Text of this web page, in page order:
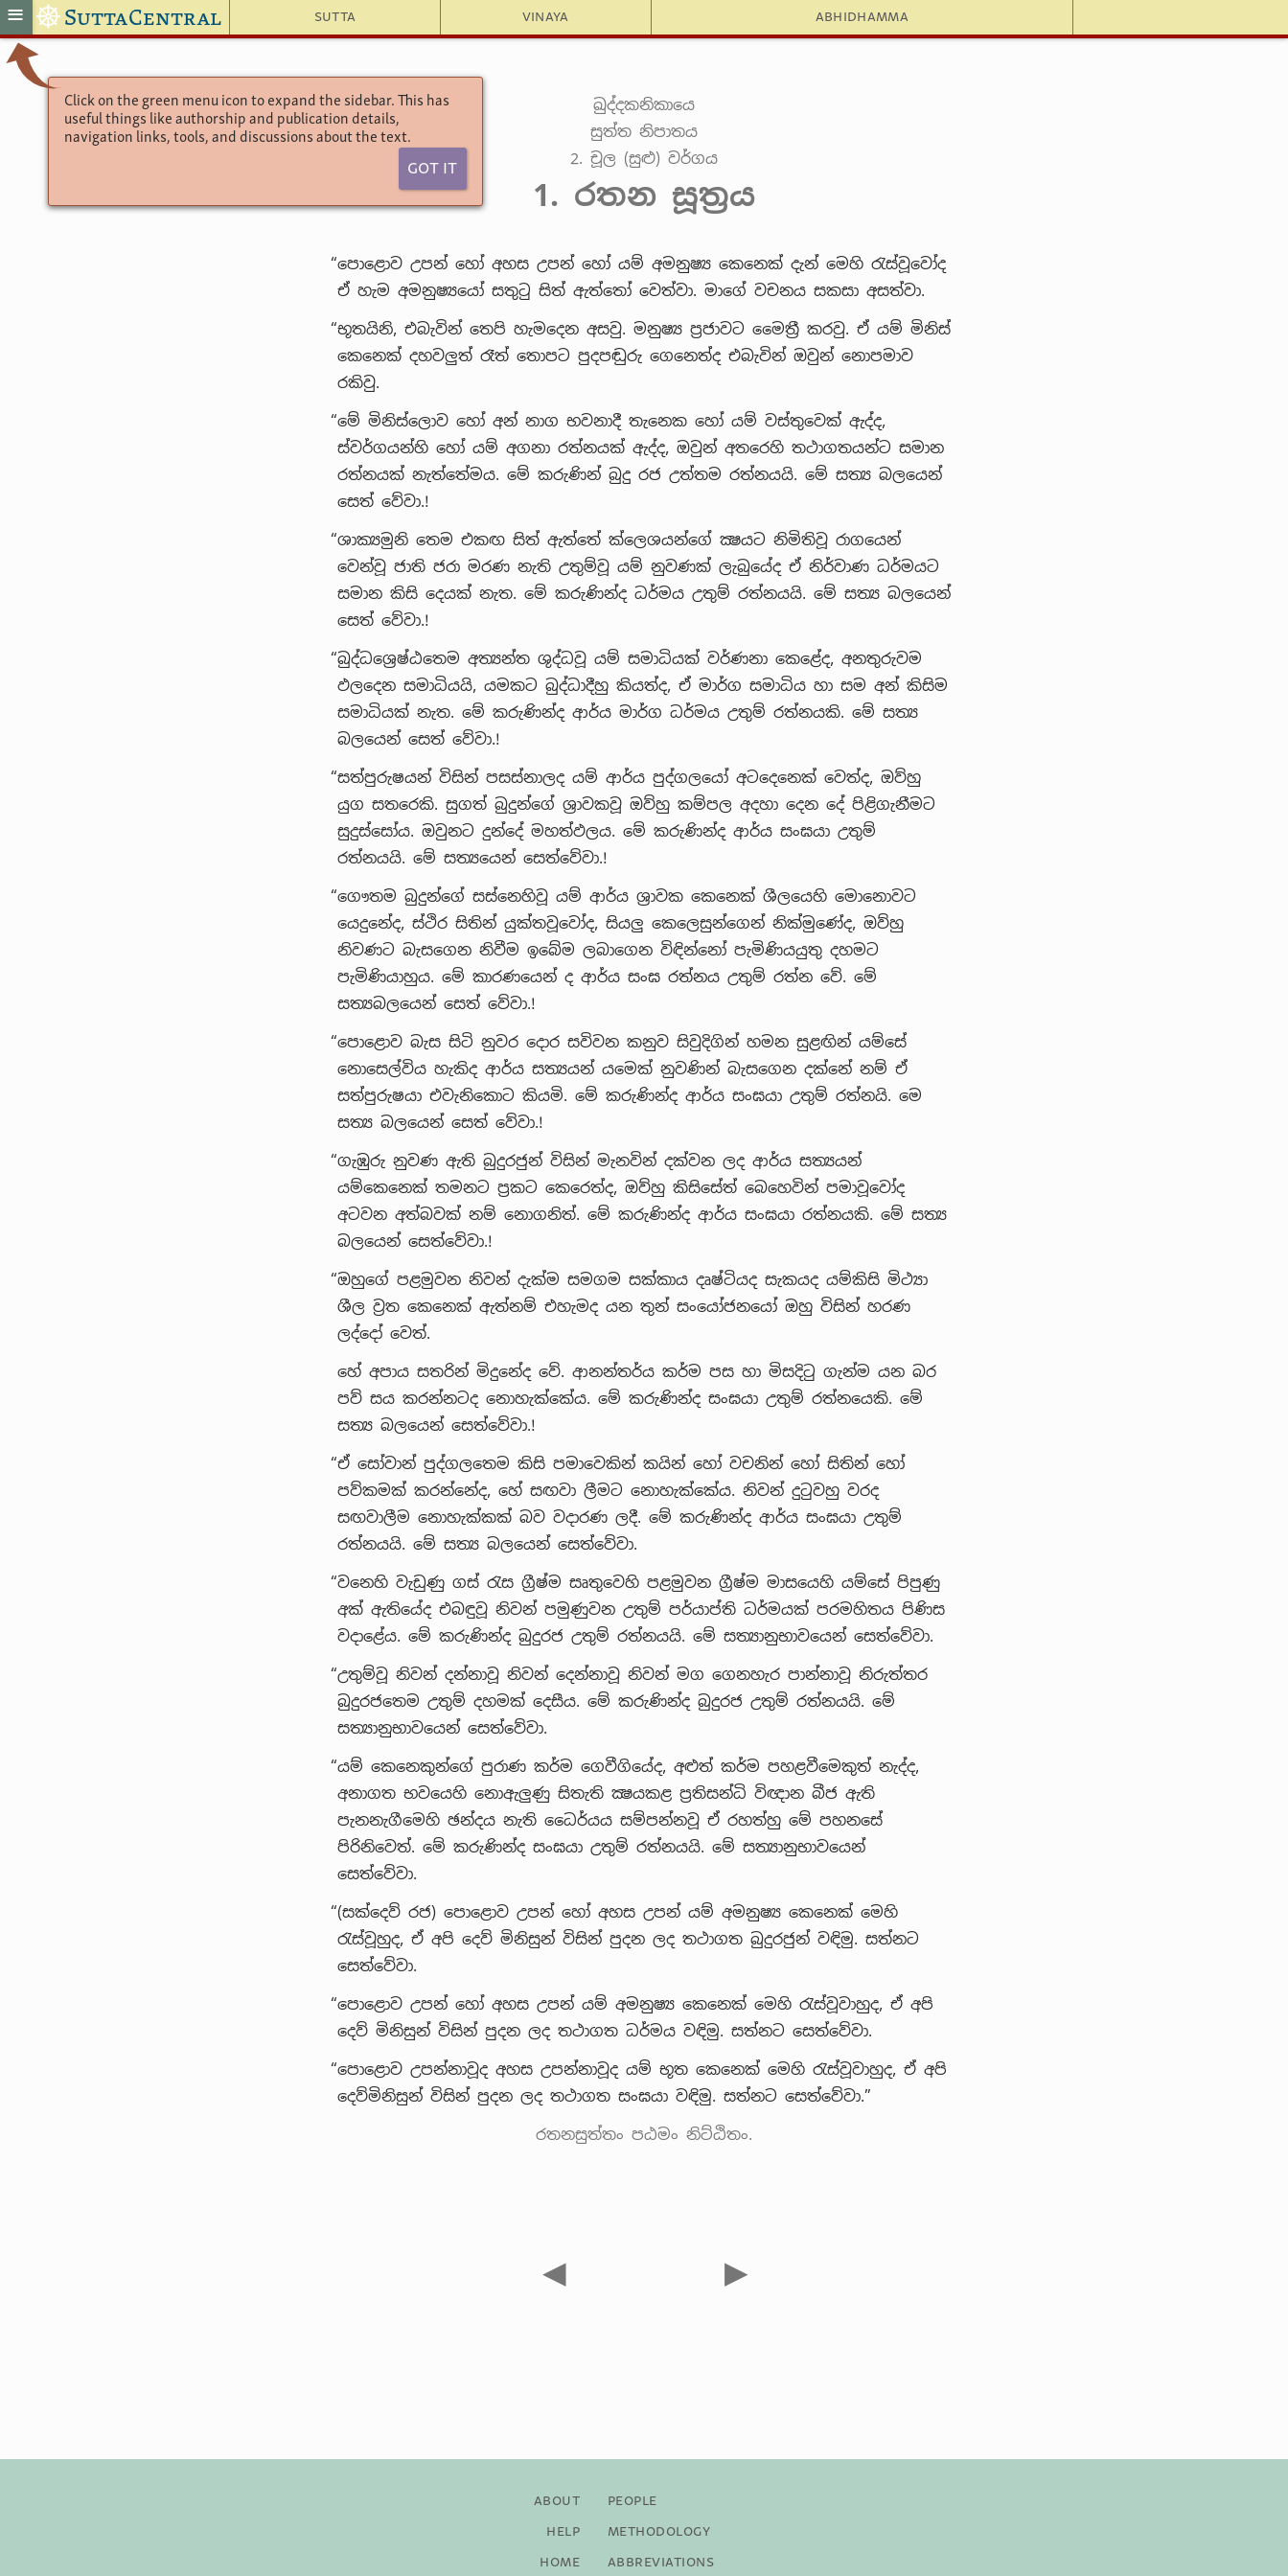
Sutta Vinaya Abhidhamma
≡ ☸ SuttaCentral
Click on the green menu icon to expand the sidebar. This has
useful things like authorship and publication details,
navigation links, tools, and discussions about the text.
Got It
ඛුද්දකනිකායෙ
සුත්ත නිපාතය
2. චූල (සුළු) වර්ගය
1. රතන සූත්‍රය
“පොළොව උපන් හෝ අහස උපන් හෝ යම් අමනුෂ්‍ය කෙනෙක් දැන් මෙහි රැස්වූවෝද
ඒ හැම අමනුෂ්‍යයෝ සතුටු සිත් ඇත්තෝ වෙත්වා. මාගේ වචනය සකසා අසත්වා.
“භූතයිනි, එබැවින් තෙපි හැමදෙන අසවු. මනුෂ්‍ය ප්‍රජාවට මෛත්‍රී කරවු. ඒ යම් මිනිස්
කෙනෙක් දහවලුත් රෑත් තොපට පුදපඬුරු ගෙනෙත්ද එබැවින් ඔවුන් නොපමාව
රකිවු.
“මේ මිනිස්ලොව හෝ අන් නාග භවනාදී තැනෙක හෝ යම් වස්තුවෙක් ඇද්ද,
ස්වර්ගයන්හි හෝ යම් අගනා රත්නයක් ඇද්ද, ඔවුන් අතරෙහි තථාගතයන්ට සමාන
රත්නයක් නැත්තේමය. මේ කරුණින් බුදු රජ උත්තම රත්නයයි. මේ සත්‍ය බලයෙන්
සෙත් වේවා.!
“ශාක්‍යමුනි තෙම එකඟ සිත් ඇත්තේ ක්ලෙශයන්ගේ ක්‍ෂයට නිමිතිවූ රාගයෙන්
වෙන්වූ ජාති ජරා මරණ නැති උතුම්වූ යම් නුවණක් ලැබුයේද ඒ නිර්වාණ ධර්මයට
සමාන කිසි දෙයක් නැත. මේ කරුණින්ද ධර්මය උතුම් රත්නයයි. මේ සත්‍ය බලයෙන්
සෙත් වේවා.!
“බුද්ධශ්‍රෙෂ්ඨතෙම අත්‍යන්ත ශුද්ධවූ යම් සමාධියක් වර්ණනා කෙළේද, අනතුරුවම
ඵලදෙන සමාධියයි, යමකට බුද්ධාදීහු කියත්ද, ඒ මාර්ග සමාධිය හා සම අන් කිසිම
සමාධියක් නැත. මේ කරුණින්ද ආර්ය මාර්ග ධර්මය උතුම් රත්නයකි. මේ සත්‍ය
බලයෙන් සෙත් වේවා.!
“සත්පුරුෂයන් විසින් පසස්නාලද යම් ආර්ය පුද්ගලයෝ අටදෙනෙක් වෙත්ද, ඔව්හු
යුග සතරෙකි. සුගත් බුදුන්ගේ ශ්‍රාවකවූ ඔව්හු කම්පල අදහා දෙන දේ පිළිගැනීමට
සුදුස්සෝය. ඔවුනට දුන්දේ මහත්ඵලය. මේ කරුණින්ද ආර්ය සංඝයා උතුම්
රත්නයයි. මේ සත්‍යයෙන් සෙත්වේවා.!
“ගෞතම බුදුන්ගේ සස්නෙහිවූ යම් ආර්ය ශ්‍රාවක කෙනෙක් ශීලයෙහි මොනොවට
යෙදුනේද, ස්ථිර සිතින් යුක්තවූවෝද, සියලු කෙලෙසුන්ගෙන් නික්මුණේද, ඔව්හු
නිවණට බැසගෙන නිවීම ඉබේම ලබාගෙන විඳින්නෝ පැමිණියයුතු දහමට
පැමිණියාහුය. මේ කාරණයෙන් ද ආර්ය සංඝ රත්නය උතුම් රත්න වේ. මේ
සත්‍යබලයෙන් සෙත් වේවා.!
“පොළොව බැස සිටි නුවර දොර සවිවන කනුව සිවුදිගින් හමන සුළඟින් යම්සේ
නොසෙල්විය හැකිද ආර්ය සත්‍යයන් යමෙක් නුවණින් බැසගෙන දක්නේ නම් ඒ
සත්පුරුෂයා එවැනිකොට කියමි. මේ කරුණින්ද ආර්ය සංඝයා උතුම් රත්නයි. මෙ
සත්‍ය බලයෙන් සෙත් වේවා.!
“ගැඹුරු නුවණ ඇති බුදුරජුන් විසින් මැනවින් දක්වන ලද ආර්ය සත්‍යයන්
යම්කෙනෙක් තමනට ප්‍රකට කෙරෙත්ද, ඔව්හු කිසිසේත් බෙහෙවින් පමාවූවෝද
අටවන අත්බවක් නම් නොගනිත්. මේ කරුණින්ද ආර්ය සංඝයා රත්නයකි. මේ සත්‍ය
බලයෙන් සෙත්වේවා.!
“ඔහුගේ පළමුවන නිවන් දැක්ම සමගම සක්කාය දෘෂ්ටියද සැකයද යම්කිසි මිථ්‍යා
ශීල ව්‍රත කෙනෙක් ඇත්නම් එහැමද යන තුන් සංයෝජනයෝ ඔහු විසින් හරණ
ලද්දෝ වෙත්.
හේ අපාය සතරින් මිදුනේද වේ. ආනන්තර්ය කර්ම පස හා මිසදිටු ගැන්ම යන බර
පව් සය කරන්නටද නොහැක්කේය. මේ කරුණින්ද සංඝයා උතුම් රත්නයෙකි. මේ
සත්‍ය බලයෙන් සෙත්වේවා.!
“ඒ සෝවාන් පුද්ගලතෙම කිසි පමාවෙකින් කයින් හෝ වචනින් හෝ සිතින් හෝ
පව්කමක් කරන්නේද, හේ සඟවා ලීමට නොහැක්කේය. නිවන් දුටුවහු වරද
සඟවාලීම නොහැක්කක් බව වදාරණ ලදී. මේ කරුණින්ද ආර්ය සංඝයා උතුම්
රත්නයයි. මේ සත්‍ය බලයෙන් සෙත්වේවා.
“වනෙහි වැඩුණු ගස් රැස ග්‍රීෂ්ම සෘතුවෙහි පළමුවන ග්‍රීෂ්ම මාසයෙහි යම්සේ පිපුණු
අක් ඇතියේද එබඳුවූ නිවන් පමුණුවන උතුම් පර්යාප්ති ධර්මයක් පරමහිතය පිණිස
වදාළේය. මේ කරුණින්ද බුදුරජ උතුම් රත්නයයි. මේ සත්‍යානුභාවයෙන් සෙත්වේවා.
“උතුම්වූ නිවන් දන්නාවූ නිවන් දෙන්නාවූ නිවන් මග ගෙනහැර පාන්නාවූ නිරුත්තර
බුදුරජතෙම උතුම් දහමක් දෙසීය. මේ කරුණින්ද බුදුරජ උතුම් රත්නයයි. මේ
සත්‍යානුභාවයෙන් සෙත්වේවා.
“යම් කෙනෙකුන්ගේ පුරාණ කර්ම ගෙවීගියේද, අළුත් කර්ම පහළවීමෙකුත් නැද්ද,
අනාගත භවයෙහි නොඇලුණු සිතැති ක්‍ෂයකළ ප්‍රතිසන්ධි විඥාන බීජ ඇති
පැනනැගීමෙහි ඡන්දය නැති ධෛර්යය සම්පන්නවූ ඒ රහත්හු මේ පහනසේ
පිරිනිවෙත්. මේ කරුණින්ද සංඝයා උතුම් රත්නයයි. මේ සත්‍යානුභාවයෙන්
සෙත්වේවා.
“(සක්දෙව් රජ) පොළොව උපන් හෝ අහස උපන් යම් අමනුෂ්‍ය කෙනෙක් මෙහි
රැස්වූහුද, ඒ අපි දෙව් මිනිසුන් විසින් පුදන ලද තථාගත බුදුරජුන් වඳිමු. සත්නට
සෙත්වේවා.
“පොළොව උපන් හෝ අහස උපන් යම් අමනුෂ්‍ය කෙනෙක් මෙහි රැස්වූවාහුද, ඒ අපි
දෙව් මිනිසුන් විසින් පුදන ලද තථාගත ධර්මය වඳිමු. සත්නට සෙත්වේවා.
“පොළොව උපන්නාවූද අහස උපන්නාවූද යම් භූත කෙනෙක් මෙහි රැස්වූවාහුද, ඒ අපි
දෙව්මිනිසුන් විසින් පුදන ලද තථාගත සංඝයා වඳිමු. සත්නට සෙත්වේවා.”
රතනසුත්තං පඨමං නිට්ඨිතං.
◀ ▶
About
Help
Home
People
Methodology
Abbreviations